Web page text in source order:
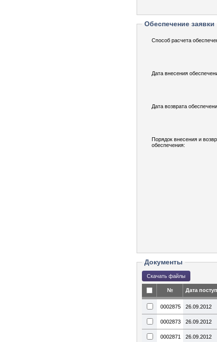
Обеспечение заявки
Способ расчета
Дата внесения
Дата возврата
Порядок внесения и
обеспечения:
Документы
№ Дата
0002875 26.09.2012
0002873 26.09.2012
0002871 26.09.2012